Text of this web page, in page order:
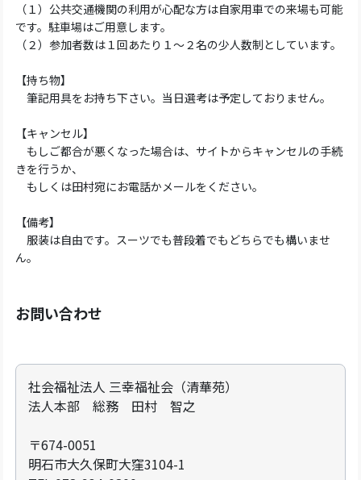
（１）公共交通機関の利用が心配な方は自家用車での来場も可能
です。駐車場はご用意します。
（２）参加者数は１回あたり１～２名の少人数制としています。
【持ち物】
筆記用具をお持ち下さい。当日選考は予定しておりません。
【キャンセル】
もしご都合が悪くなった場合は、サイトからキャンセルの手続
きを行うか、
もしくは田村宛にお電話かメールをください。
【備考】
服装は自由です。スーツでも普段着でもどちらでも構いませ
ん。
お問い合わせ
社会福祉法人 三幸福祉会（清華苑）
法人本部 総務 田村 智之
〒674-0051
明石市大久保町大窪3104-1